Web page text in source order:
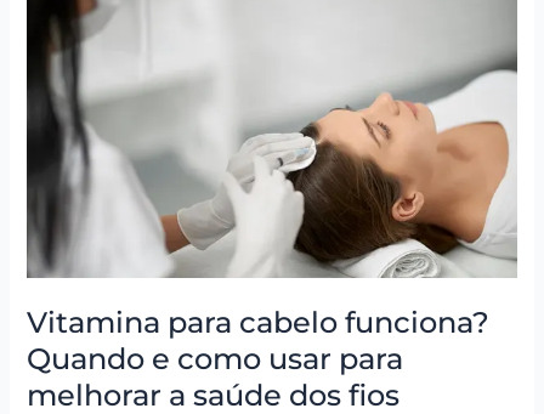
Vitamina para cabelo funciona?
Quando e como usar para
melhorar a saúde dos fios
cabelo
funciona?
Quando
como
usar
melhorar
a
saúde
dos
fios